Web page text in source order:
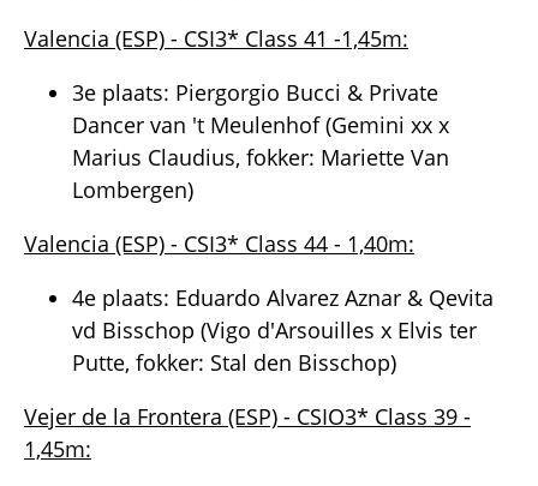
Valencia (ESP) - CSI3* Class 41 -1,45m:
3e plaats: Piergorgio Bucci & Private
Dancer van 't Meulenhof (Gemini xx x
Marius Claudius, fokker: Mariette Van
Lombergen)
Valencia (ESP) - CSI3* Class 44 - 1,40m:
4e plaats: Eduardo Alvarez Aznar & Qevita
vd Bisschop (Vigo d'Arsouilles x Elvis ter
Putte, fokker: Stal den Bisschop)
Vejer de la Frontera (ESP) - CSIO3* Class 39 -
1,45m: